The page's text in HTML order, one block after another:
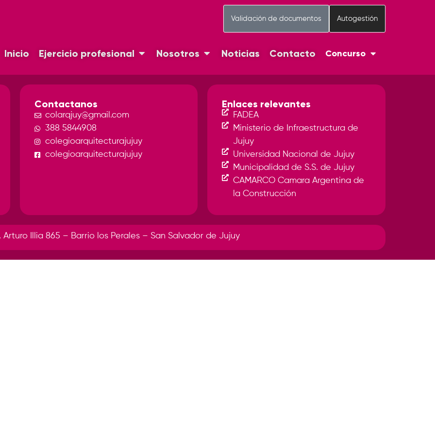
Autogestión
Validación de documentos
Inicio Ejercicio profesional Nosotros Noticias Contacto Concurso
Contactanos
colarqjuy@gmail.com
388 5844908
colegioarquitecturajujuy
colegioarquitecturajujuy
Enlaces relevantes
FADEA
Ministerio de Infraestructura de
Jujuy
Universidad Nacional de Jujuy
Municipalidad de S.S. de Jujuy
CAMARCO Camara Argentina de
la Construcción
Arturo Illia 865 – Barrio los Perales – San Salvador de Jujuy